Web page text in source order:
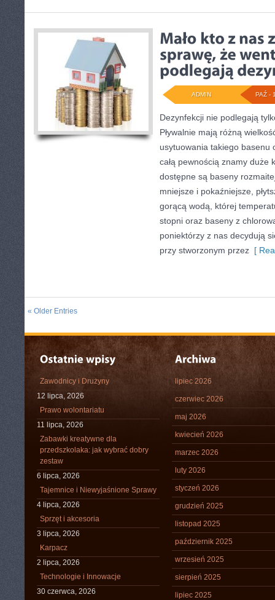
PAŹ -
ADMIN
Dezynfekcji nie podlegają
Pływalnie mają różną
usytuowania takiego basenu
całą pewnością znamy duże
dostępne są baseny
mniejsze i pokaźniejsze,
gorącą wodą, której
stopni oraz baseny z
poniektórzy z nas decydują
przy stworzonym przez [
« Older Entries
Zawodnicy i Drużyny
12 lipca, 2026
Prawo wolontariatu
11 lipca, 2026
Zabawki kreatywne dla
przedszkolaka: jak wybrać dobry
zestaw
6 lipca, 2026
Tajemnice i Niewyjaśnione Sprawy
4 lipca, 2026
Sprzęt i akcesoria
3 lipca, 2026
Karpacz
2 lipca, 2026
Technologie i Innowacje
30 czerwca, 2026
lipiec 2026
czerwiec 2026
maj 2026
kwiecień 2026
marzec 2026
luty 2026
styczeń 2026
grudzień 2025
listopad 2025
październik 2025
wrzesień 2025
sierpień 2025
lipiec 2025